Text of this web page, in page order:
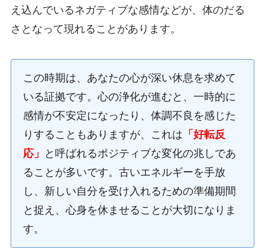
え込んでいるネガティブな感情などが、体のだる
さとなって現れることがあります。
この時期は、あなたの心が深い休息を求めて
いる証拠です。心の浄化が進むと、一時的に
感情が不安定になったり、体調不良を感じた
りすることもありますが、これは 「好転反
応」
と呼ばれるポジティブな変化の兆しであ
ることが多いです。古いエネルギーを手放
し、新しい自分を受け入れるための準備期間
と捉え、心身を休ませることが大切になりま
す。